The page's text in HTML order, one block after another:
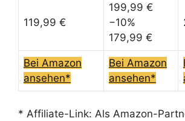
119,99 €
199,99 €
−10%
179,99 €
Bei Amazon
ansehen*
Bei Amazon
ansehen*
* Affiliate-Link: Als Amazon-